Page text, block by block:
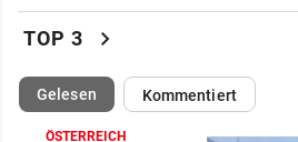
Musik wie nie an
TOP 3 chevron_right
Gelesen(ausgewählt)Kommentiert
ÖSTERREICH